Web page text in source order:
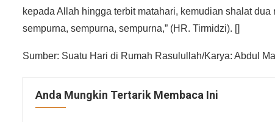
kepada Allah hingga terbit matahari, kemudian shalat
sempurna, sempurna, sempurna,” (HR. Tirmidzi). []
Sumber: Suatu Hari di Rumah Rasulullah/Karya: Abdul
Anda Mungkin Tertarik Membaca Ini